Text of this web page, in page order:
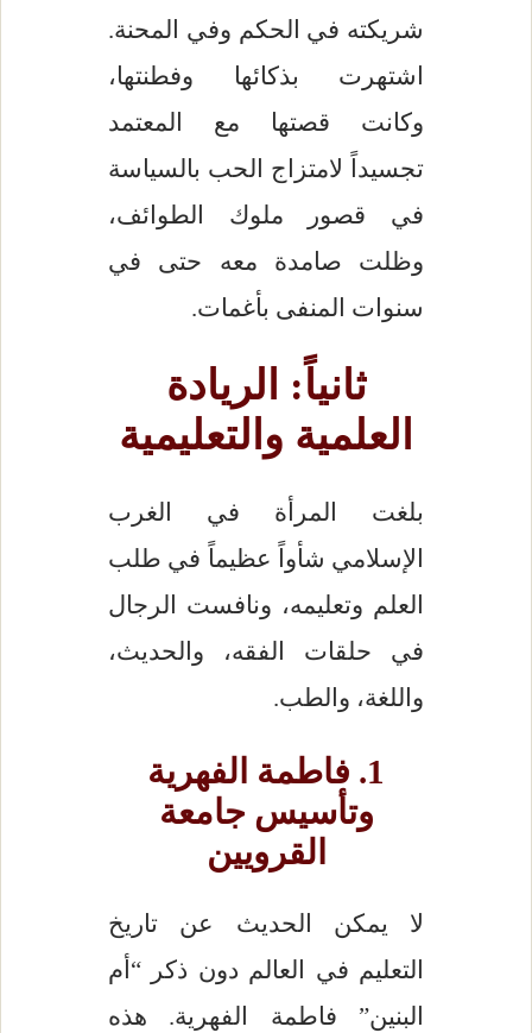
شريكته في الحكم وفي المحنة.
اشتهرت بذكائها وفطنتها،
وكانت قصتها مع المعتمد
تجسيداً لامتزاج الحب بالسياسة
في قصور ملوك الطوائف،
وظلت صامدة معه حتى في
سنوات المنفى بأغمات.
ثانياً: الريادة
العلمية والتعليمية
بلغت المرأة في الغرب
الإسلامي شأواً عظيماً في طلب
العلم وتعليمه، ونافست الرجال
في حلقات الفقه، والحديث،
واللغة، والطب.
1. فاطمة الفهرية
وتأسيس جامعة
القرويين
لا يمكن الحديث عن تاريخ
التعليم في العالم دون ذكر “أم
البنين” فاطمة الفهرية. هذه